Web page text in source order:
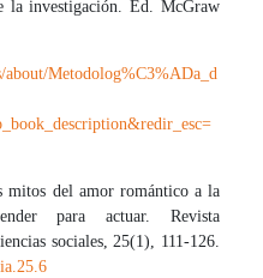
la investigación. Ed. McGraw
about/Metodolog%C3%ADa_d
mitos del amor romántico a la
para actuar. Revista
sociales, 25(1), 111-126.